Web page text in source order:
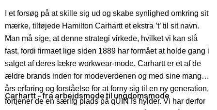
I et forsøg på at skille sig ud og skabe synlighed omkring sit
mærke, tilføjede Hamilton Carhartt et ekstra ’t’ til sit navn.
Man må sige, at denne strategi virkede, hvilket vi kan slå
fast, fordi firmaet lige siden 1889 har formået at holde gang i
salget af deres lækre workwear-mode. Carhartt er et af de
ældre brands inden for modeverdenen og med sine mange
års erfaring og forståelse for at forny sig til en ny generation,
fortjener de en særlig plads på qUINTs hylder. Vi har derfor
Carhartt – fra arbejdsmode til ungdomsmode